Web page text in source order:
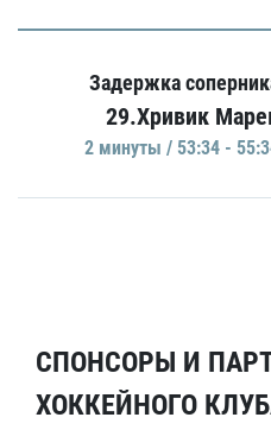
Задержка
29.Хривик
2 минуты / 53:34 -
СПОНСОРЫ И
ХОККЕЙНОГО